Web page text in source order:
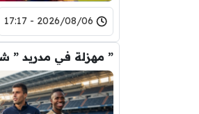
2026/08/06 - 17:17